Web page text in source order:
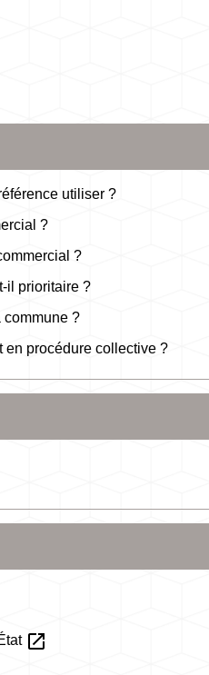
utiliser ?
?
?
il prioritaire ?
commune ?
en procédure collective ?
open_in_new